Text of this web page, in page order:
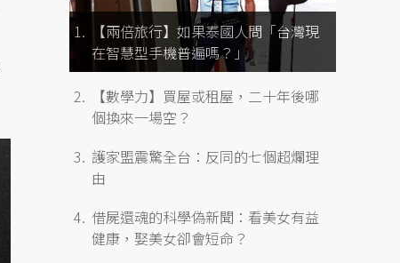
【兩倍旅行】如果泰國人問「台灣現
在智慧型手機普遍嗎？」
【數學力】買屋或租屋，二十年後哪
個換來一場空？
護家盟震驚全台：反同的七個超爛理
由
借屍還魂的科學偽新聞：看美女有益
健康，娶美女卻會短命？